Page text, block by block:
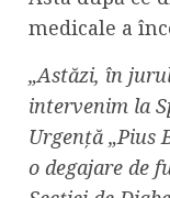
medicale a
„Astăzi, în
intervenim la
Urgență „Pius
o degajare de